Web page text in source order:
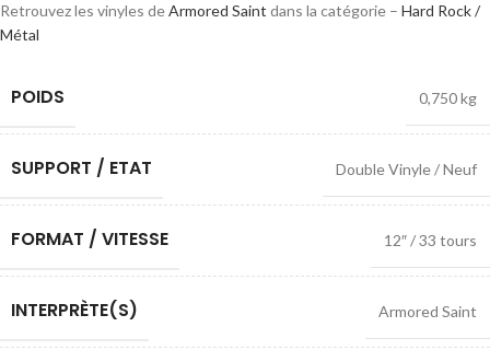
Retrouvez les vinyles deArmored Saint dans la catégorie – Hard Rock /
Métal
POIDS 0,750 kg
SUPPORT / ETAT Double Vinyle / Neuf
FORMAT / VITESSE 12″ / 33 tours
INTERPRÈTE(S) Armored Saint